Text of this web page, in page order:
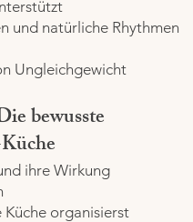
und natürliche Rhythmen
Ungleichgewicht
bewusste
ihre Wirkung
Küche organisierst